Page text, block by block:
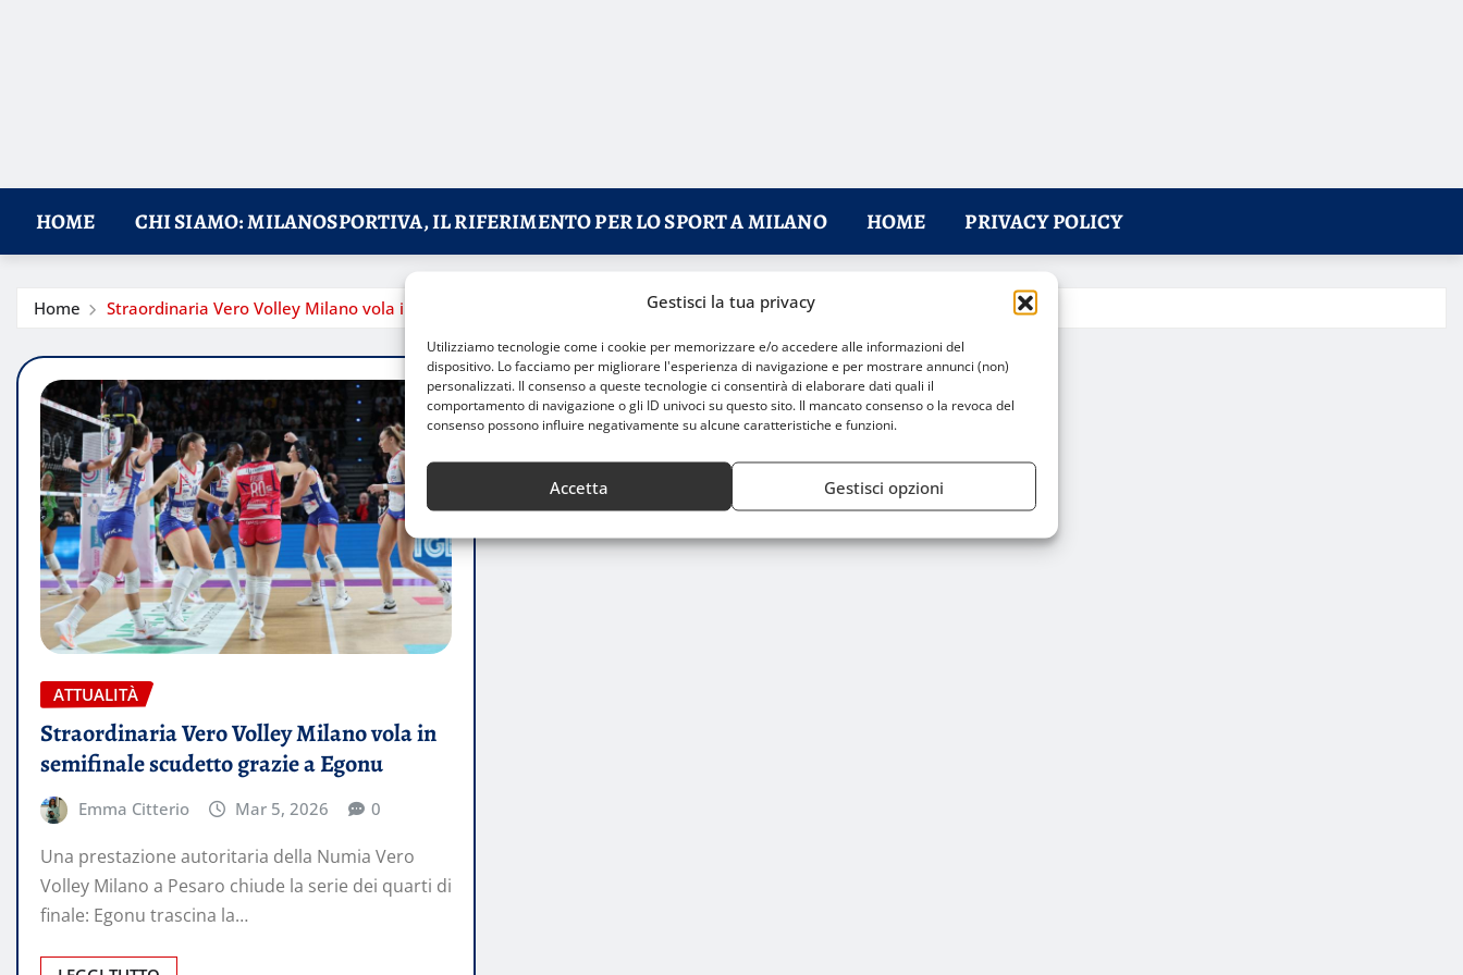
Gestisci la tua privacy
Utilizziamo tecnologie come i cookie per memorizzare e/o accedere alle informazioni del
dispositivo. Lo facciamo per migliorare l'esperienza di navigazione e per mostrare annunci (non)
personalizzati. Il consenso a queste tecnologie ci consentirà di elaborare dati quali il
comportamento di navigazione o gli ID univoci su questo sito. Il mancato consenso o la revoca del
consenso possono influire negativamente su alcune caratteristiche e funzioni.
Accetta Gestisci opzioni
HOME CHI SIAMO: MILANOSPORTIVA, IL RIFERIMENTO PER LO SPORT A MILANO HOME PRIVACY POLICY
Home Straordinaria Vero Volley Milano vola in semifinale scudetto grazie a Egonu
ATTUALITÀ
Straordinaria Vero Volley Milano vola in
semifinale scudetto grazie a Egonu
Emma Citterio Mar 5, 2026 0
Una prestazione autoritaria della Numia Vero
Volley Milano a Pesaro chiude la serie dei quarti di
finale: Egonu trascina la…